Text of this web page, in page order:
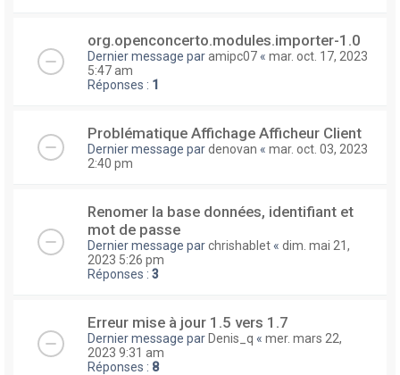
org.openconcerto.modules.importer-1.0
Dernier message paramipc07 « mar. oct. 17, 2023
5:47 am
Réponses : 1
Problématique Affichage Afficheur Client
Dernier message pardenovan « mar. oct. 03, 2023
2:40 pm
Renomer la base données, identifiant et
mot de passe
Dernier message parchrishablet « dim. mai 21,
2023 5:26 pm
Réponses : 3
Erreur mise à jour 1.5 vers 1.7
Dernier message par Denis_q « mer. mars 22,
2023 9:31 am
Réponses : 8